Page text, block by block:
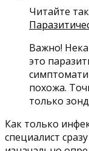
Читайте
Важно!
это
похожа.
только
Как только
специалист